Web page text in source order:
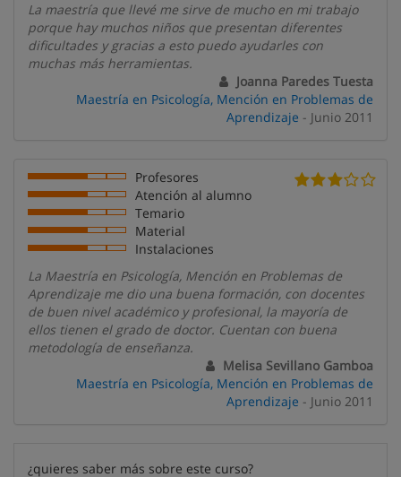
La maestría que llevé me sirve de mucho en mi trabajo
porque hay muchos niños que presentan diferentes
dificultades y gracias a esto puedo ayudarles con
muchas más herramientas.
Joanna Paredes Tuesta
Maestría en Psicología, Mención en Problemas de
Aprendizaje - Junio 2011
Profesores
Atención al alumno
Temario
Material
Instalaciones
La Maestría en Psicología, Mención en Problemas de
Aprendizaje me dio una buena formación, con docentes
de buen nivel académico y profesional, la mayoría de
ellos tienen el grado de doctor. Cuentan con buena
metodología de enseñanza.
Melisa Sevillano Gamboa
Maestría en Psicología, Mención en Problemas de
Aprendizaje - Junio 2011
¿quieres saber más sobre este curso?